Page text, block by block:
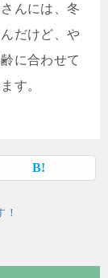
んには、冬
だけど、や
に合わせて
す。
！